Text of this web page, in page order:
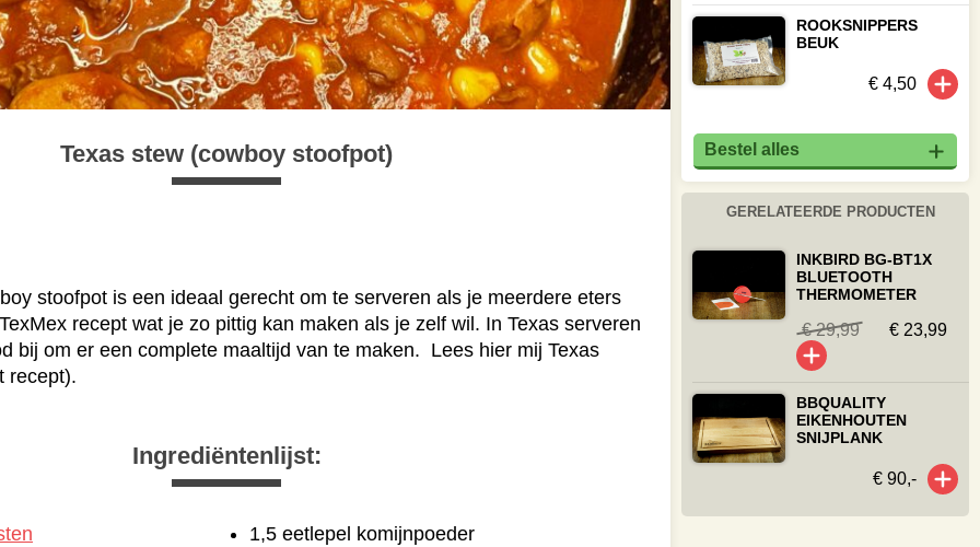
Texas stew (cowboy stoofpot)
stoofpot is een ideaal gerecht om te serveren als je meerdere eters
recept wat je zo pittig kan maken als je zelf wil. In Texas serveren
bij om er een complete maaltijd van te maken. Lees hier mij Texas
recept).
Ingrediëntenlijst:
1,5 eetlepel komijnpoeder
ROOKSNIPPERS
BEUK
€ 4,50
Bestel alles
GERELATEERDE PRODUCTEN
INKBIRD BG-BT1X
BLUETOOTH
THERMOMETER
€ 29,99 € 23,99
BBQUALITY
EIKENHOUTEN
SNIJPLANK
€ 90,-